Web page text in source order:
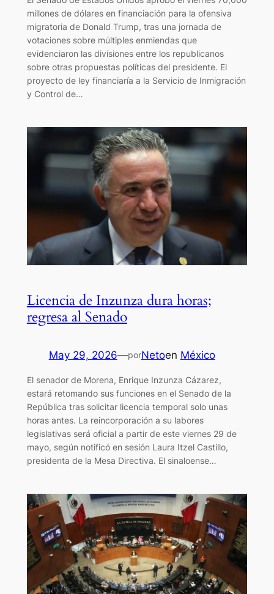
millones de dólares en financiación para la ofensiva
migratoria de Donald Trump, tras una jornada de
votaciones sobre múltiples enmiendas que
evidenciaron las divisiones entre los republicanos
sobre otras propuestas políticas del presidente. El
proyecto de ley financiaría a la Servicio de Inmigración
y Control de…
Licencia de Inzunza dura horas;
regresa al Senado
May 29, 2026—porNetoen México
El senador de Morena, Enrique Inzunza Cázarez,
estará retomando sus funciones en el Senado de la
República tras solicitar licencia temporal solo unas
horas antes. La reincorporación a su labores
legislativas será oficial a partir de este viernes 29 de
mayo, según notificó en sesión Laura Itzel Castillo,
presidenta de la Mesa Directiva. El sinaloense…